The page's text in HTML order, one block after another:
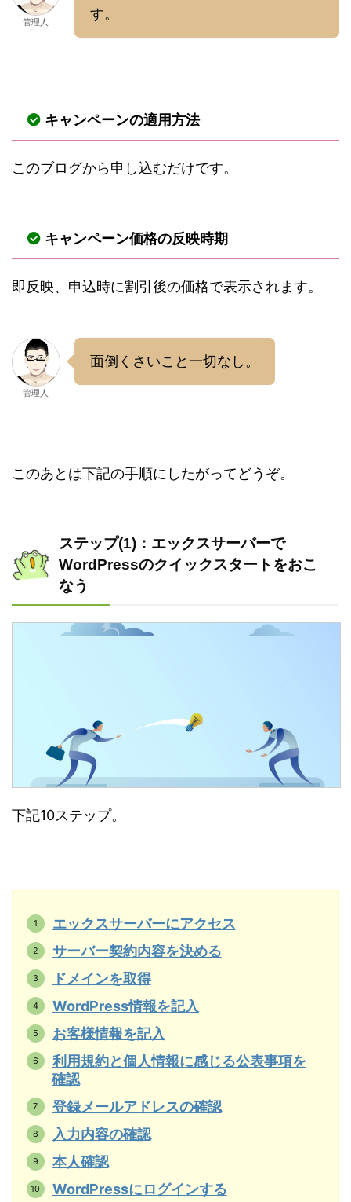
管理人
す。
キャンペーンの適用方法
このブログから申し込むだけです。
キャンペーン価格の反映時期
即反映、申込時に割引後の価格で表示されます。
管理人
面倒くさいこと一切なし。
このあとは下記の手順にしたがってどうぞ。
ステップ(1)：エックスサーバーで
WordPressのクイックスタートをおこ
なう
下記10ステップ。
エックスサーバーにアクセス
サーバー契約内容を決める
ドメインを取得
WordPress情報を記入
お客様情報を記入
利用規約と個人情報に感じる公表事項を
確認
登録メールアドレスの確認
入力内容の確認
本人確認
WordPressにログインする